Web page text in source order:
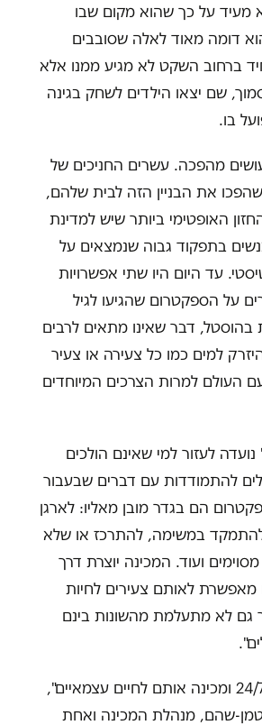
מעיד על כך שהוא מקום שבו
דומה מאוד לאלה שסובבים
ברחוב השקט לא מגיע ממנו אלא
שם יצאו הילדים לשחק בגינה
בו.
מהפכה. עשרים החניכים של
את הבניין הזה לבית שלהם,
האופטימי ביותר שיש למדינת
בתפקוד גבוה שנמצאים על
עד היום היו שתי אפשרויות
על הספקטרום שהגיעו לגיל
בהוסטל, דבר שאינו מתאים לרבים
למים כמו כל צעירה או צעיר
העולם למרות הצרכים המיוחדים
לעזור למי שאינם הולכים
להתמודדות עם דברים שבעבור
הם בגדר מובן מאליו: לארגן
להתמקד במשימה, להתרכז או שלא
ועוד. המכינה יוצרת דרך
מאפשרת לאותם צעירים לחיות
גם לא מתעלמת מהשונות בינם
"המכינה פועלת 24/7 ומכינה אותם לחיים עצמאיים",
שהם, מנהלת המכינה ואחת